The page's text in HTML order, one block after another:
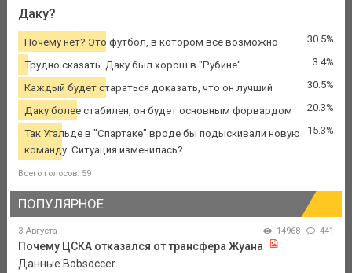
Даку?
Почему нет? Это футбол, в котором все возможно 30.5%
Трудно сказать. Даку был хорош в "Рубине" 3.4%
Каждый будет стараться доказать, что он лучший 30.5%
Даку более стабилен, он будет основным форвардом 20.3%
Так Угальде в "Спартаке" вроде бы подыскивали новую
команду. Ситуация изменилась?
15.3%
Всего голосов: 59
ПОПУЛЯРНОЕ
3 Августа 14968 441
Почему ЦСКА отказался от трансфера Жуана
Данные Bobsoccer.